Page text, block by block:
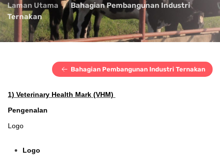
Laman Utama
Bahagian Pembangunan Industri
Ternakan
Bahagian Pembangunan Industri Ternakan
1) Veterinary Health Mark (VHM)
Pengenalan
Logo
Logo